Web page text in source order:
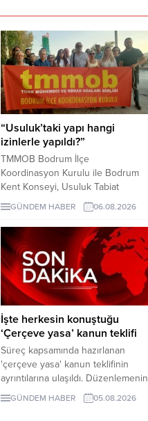
“Usuluk’taki yapı hangi
izinlerle yapıldı?”
TMMOB Bodrum İlçe
Koordinasyon Kurulu ile Bodrum
Kent Konseyi, Usuluk Tabiat
Parkı’ndaki “flamingo yapısı” ve
diğer uygulamaların dayandığı
izinlerin açıklanmasını istedi.
Yapılan açıklamada, geçmiş yargı
kararlarının uygulanması ve
korunan alanda geri dönüşü
olmayan müdahalelerden
kaçınılması çağrısında bulunuldu.
GÜNDEM HABER 06.08.2026
İşte herkesin konuştuğu
‘Çerçeve yasa’ kanun teklifi
Süreç kapsamında hazırlanan
'çerçeve yasa' kanun teklifinin
ayrıntılarına ulaşıldı. Düzenlemenin
uygulanması Milli Güvenlik
Kurulu’nun PKK/KCK ile bağlantılı
GÜNDEM HABER 05.08.2026